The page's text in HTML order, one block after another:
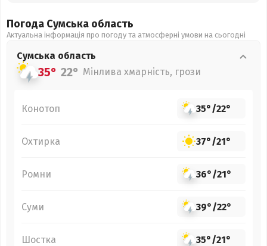
Погода Сумська область
Актуальна інформація про погоду та атмосферні умови на сьогодні
Сумська область
35° 22° Мінлива хмарність, грози
Конотоп 35°/22°
Охтирка 37°/21°
Ромни 36°/21°
Суми 39°/22°
Шостка 35°/21°